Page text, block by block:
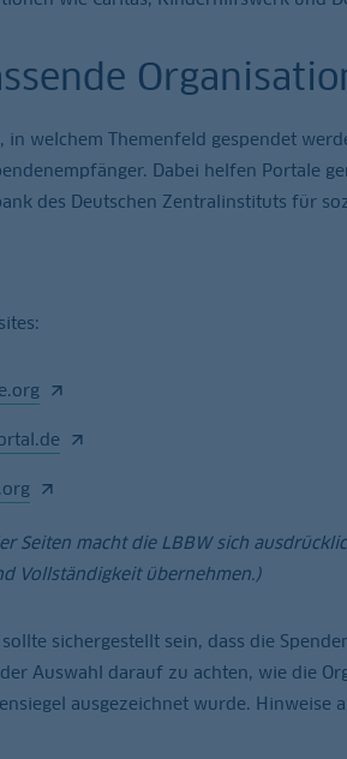
in welchem Themenfeld gespendet
Dabei helfen Portale
des Deutschen Zentralinstituts für
Seiten macht die LBBW sich
Vollständigkeit übernehmen.)
sichergestellt sein, dass die
Auswahl darauf zu achten, wie die
ausgezeichnet wurde. Hinweise